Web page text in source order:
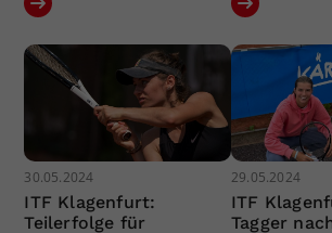
30.05.2024
ITF Klagenfurt:
Teilerfolge für
29.05.2024
ITF
Tagger